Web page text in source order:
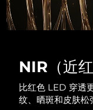
NIR（近
比红色 LED 穿透
纹、晒斑和皮肤松
黎巴嫩
卢森堡
中国澳门特别行